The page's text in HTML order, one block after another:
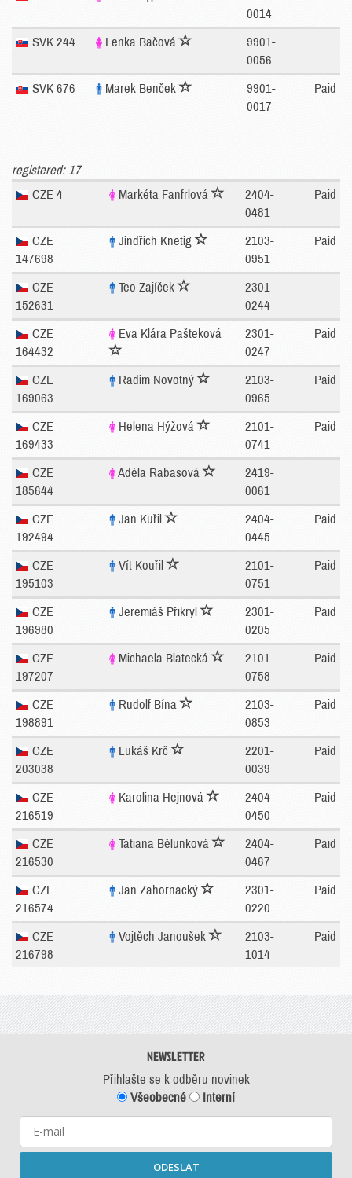
0014
SVK 244 Lenka Bačová
9901-
0056
SVK 676 Marek Benček
9901-
0017
Paid
registered: 17
CZE 4
Markéta Fanfrlová
2404-
0481
Paid
CZE
147698
Jindřich Knetig
2103-
0951
Paid
CZE
152631
Teo Zajíček
2301-
0244
CZE
164432
Eva Klára Pašteková
2301-
0247
Paid
CZE
169063
Radim Novotný
2103-
0965
Paid
CZE
169433
Helena Hýžová
2101-
0741
Paid
CZE
185644
Adéla Rabasová
2419-
0061
CZE
192494
Jan Kuřil
2404-
0445
Paid
CZE
195103
Vít Kouřil
2101-
0751
Paid
CZE
196980
Jeremiáš Přikryl
2301-
0205
Paid
CZE
197207
Michaela Blatecká
2101-
0758
Paid
CZE
198891
Rudolf Bína
2103-
0853
Paid
CZE
203038
Lukáš Krč
2201-
0039
Paid
CZE
216519
Karolina Hejnová
2404-
0450
Paid
CZE
216530
Tatiana Bělunková
2404-
0467
Paid
CZE
216574
Jan Zahornacký
2301-
0220
Paid
CZE
216798
Vojtěch Janoušek
2103-
1014
Paid
NEWSLETTER
Přihlašte se k odběru novinek
Všeobecné
Interní
ODESLAT